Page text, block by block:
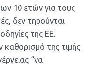
10 ετών για τους
δεν τηρούνται
της ΕΕ.
καθορισμό της τιμής
“να